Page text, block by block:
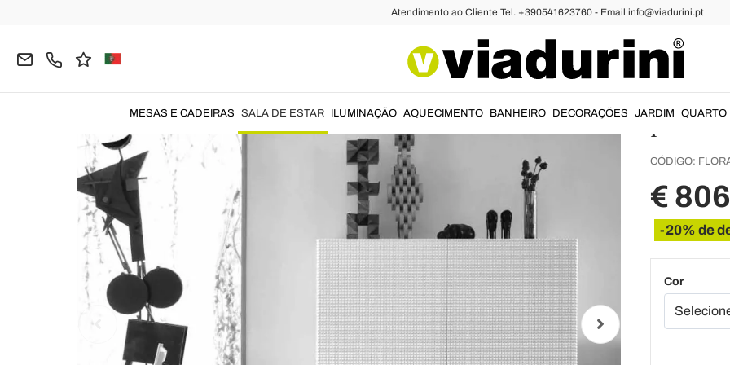
Atendimento ao Cliente Tel. +390541623760 - Email info@viadurini.pt
MESAS E CADEIRAS SALA DE ESTAR ILUMINAÇÃO AQUECIMENTO BANHEIRO DECORAÇÕES JARDIM QUARTO
com 2
preto
CÓDIGO:
€
-20% de
Cor